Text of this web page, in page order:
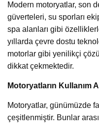
Modern motoryatlar, son
güverteleri, su sporları
spa alanları gibi
yıllarda çevre dostu
motorlar gibi yenilikçi
dikkat çekmektedir.
Motoryatların Kullanım
Motoryatlar, günümüzde
çeşitlenmiştir. Bunlar